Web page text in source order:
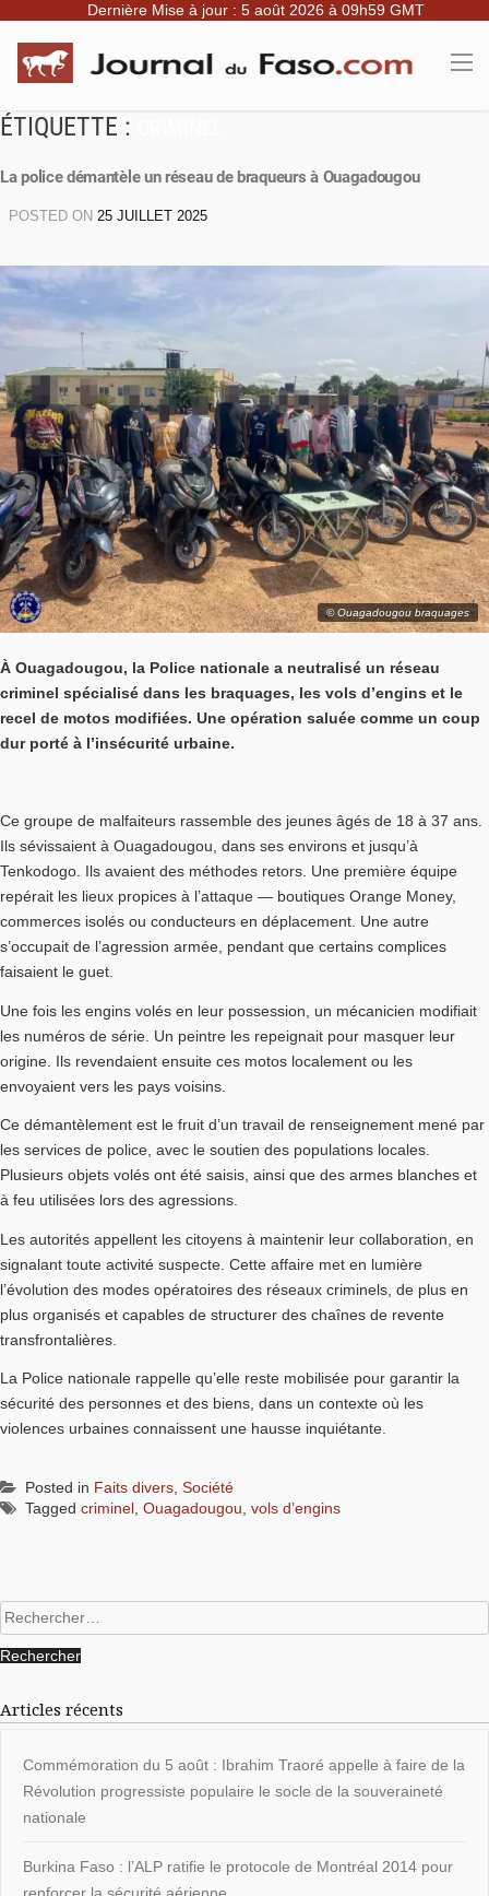
Dernière Mise à jour : 5 août 2026 à 09h59 GMT
ÉTIQUETTE :
La police démantèle un réseau de braqueurs à Ouagadougou
POSTED ON 25 JUILLET 2025
© Ouagadougou braquages
À Ouagadougou, la Police nationale a neutralisé un réseau
criminel spécialisé dans les braquages, les vols d’engins et le
recel de motos modifiées. Une opération saluée comme un coup
dur porté à l’insécurité urbaine.
Ce groupe de malfaiteurs rassemble des jeunes âgés de 18 à 37 ans.
Ils sévissaient à Ouagadougou, dans ses environs et jusqu’à
Tenkodogo. Ils avaient des méthodes retors. Une première équipe
repérait les lieux propices à l’attaque — boutiques Orange Money,
commerces isolés ou conducteurs en déplacement. Une autre
s’occupait de l’agression armée, pendant que certains complices
faisaient le guet.
Une fois les engins volés en leur possession, un mécanicien modifiait
les numéros de série. Un peintre les repeignait pour masquer leur
origine. Ils revendaient ensuite ces motos localement ou les
envoyaient vers les pays voisins.
Ce démantèlement est le fruit d’un travail de renseignement mené par
les services de police, avec le soutien des populations locales.
Plusieurs objets volés ont été saisis, ainsi que des armes blanches et
à feu utilisées lors des agressions.
Les autorités appellent les citoyens à maintenir leur collaboration, en
signalant toute activité suspecte. Cette affaire met en lumière
l’évolution des modes opératoires des réseaux criminels, de plus en
plus organisés et capables de structurer des chaînes de revente
transfrontalières.
La Police nationale rappelle qu’elle reste mobilisée pour garantir la
sécurité des personnes et des biens, dans un contexte où les
violences urbaines connaissent une hausse inquiétante.
Posted in Faits divers Société
Tagged criminel Ouagadougou vols d’engins
Rechercher :
Articles récents
Commémoration du 5 août : Ibrahim Traoré appelle à faire de la
Révolution progressiste populaire le socle de la souveraineté
nationale
Burkina Faso : l’ALP ratifie le protocole de Montréal 2014 pour